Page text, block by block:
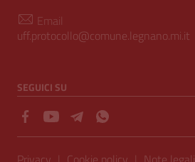
Email
uff.protocollo@comune.legnano.mi.it
SEGUICI SU